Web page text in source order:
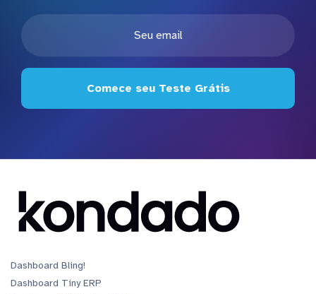
Comece seu Teste Grátis
Dashboard Bling!
Dashboard Tiny ERP